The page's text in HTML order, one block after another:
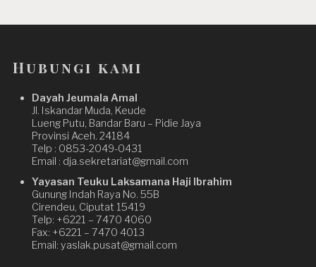
Hubungi kami
Dayah Jeumala Amal
Jl. Iskandar Muda, Keude
Lueng Putu, Bandar Baru – Pidie Jaya
Provinsi Aceh. 24184
Telp : 0853-2049-0431
Email : dja.sekretariat@gmail.com
Yayasan Teuku Laksamana Haji Ibrahim
Gunung Indah Raya No. 55B
Cirendeu, Ciputat 15419
Telp: +6221 – 7470 4060
Fax: +6221 – 7470 4013
Email: yaslak.pusat@gmail.com